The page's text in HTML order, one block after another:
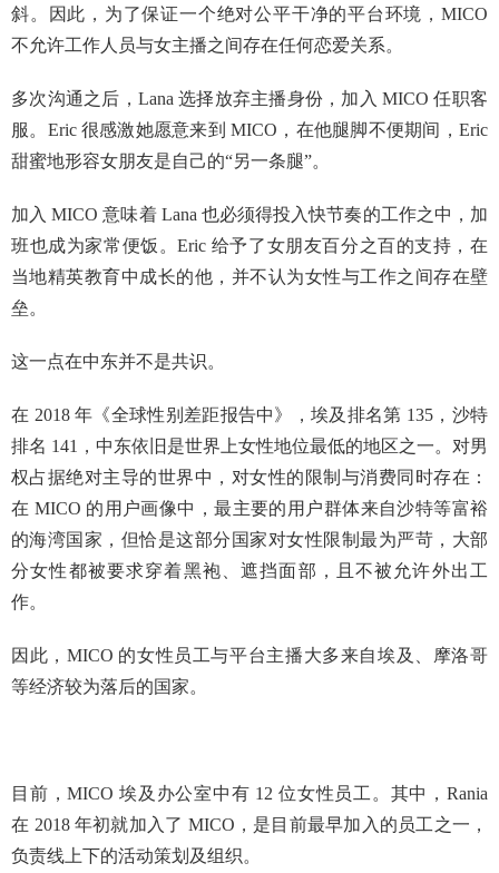
斜。因此，为了保证一个绝对公平干净的平台环境，MICO
不允许工作人员与女主播之间存在任何恋爱关系。
多次沟通之后，Lana 选择放弃主播身份，加入 MICO 任职客
服。Eric 很感激她愿意来到 MICO，在他腿脚不便期间，Eric
甜蜜地形容女朋友是自己的“另一条腿”。
加入 MICO 意味着 Lana 也必须得投入快节奏的工作之中，加
班也成为家常便饭。Eric 给予了女朋友百分之百的支持，在
当地精英教育中成长的他，并不认为女性与工作之间存在壁
垒。
这一点在中东并不是共识。
在 2018 年《全球性别差距报告中》，埃及排名第 135，沙特
排名 141，中东依旧是世界上女性地位最低的地区之一。对男
权占据绝对主导的世界中，对女性的限制与消费同时存在：
在 MICO 的用户画像中，最主要的用户群体来自沙特等富裕
的海湾国家，但恰是这部分国家对女性限制最为严苛，大部
分女性都被要求穿着黑袍、遮挡面部，且不被允许外出工
作。
因此，MICO 的女性员工与平台主播大多来自埃及、摩洛哥
等经济较为落后的国家。
目前，MICO 埃及办公室中有 12 位女性员工。其中，Rania
在 2018 年初就加入了 MICO，是目前最早加入的员工之一，
负责线上下的活动策划及组织。